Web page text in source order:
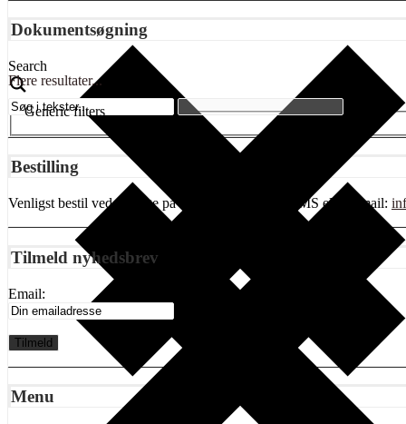
Dokumentsøgning
Search
Flere resultater...
Generic filters
Bestilling
Venligst bestil ved at ringe på tlf 20416249, send SMS eller Email:
Tilmeld nyhedsbrev
Email:
Menu